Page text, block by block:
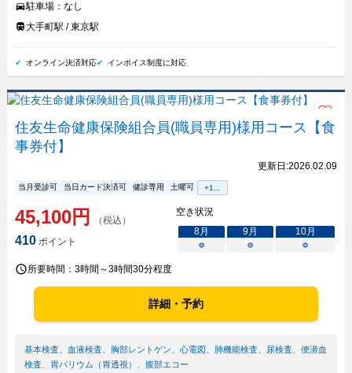
駐車場： なし
大手町駅 / 東京駅
オンライン決済対応 インボイス制度に対応
住友生命健康保険組合員(職員専用)様用コース【食
事券付】
更新日:2026.02.09
当月受診可 当日カード決済可 健診専用 土曜可 +1...
45,100円 （税込）
410ポイント
空き状況
8月 9月 10月
○
○ ○
所要時間： 3時間～3時間30分程度
詳細・予約
基本検査、 血液検査、 胸部レントゲン 心電図 肺機能検査、 尿検査、 便潜血
検査、 胃バリウム（胃透視） 腹部エコー